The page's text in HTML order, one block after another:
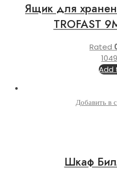
Ящик для
TROFAST
Rated
Add
Добавить в
Шкаф